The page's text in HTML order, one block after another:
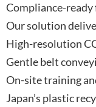
Compliance-ready
Our solution
High-resolution
Gentle belt
On-site training
Japan’s plastic